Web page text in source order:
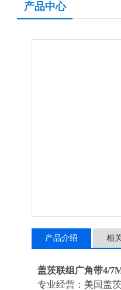
产品中心
产品介绍 相
盖茨联组广角带4/
专业经营：美国盖